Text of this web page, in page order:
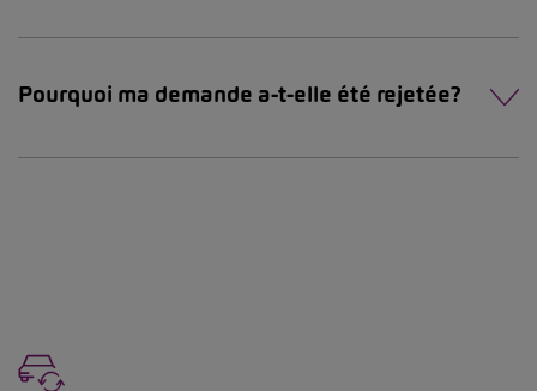
Pourquoi ma demande a-t-elle été rejetée?